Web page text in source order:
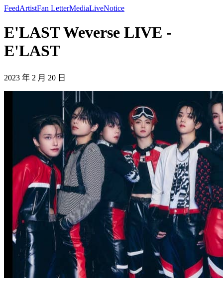
FeedArtistFan LetterMediaLiveNotice
E'LAST Weverse LIVE -
E'LAST
2023 年 2 月 20 日